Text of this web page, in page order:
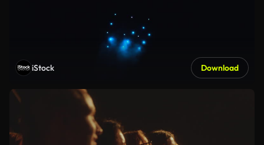
iStock Download